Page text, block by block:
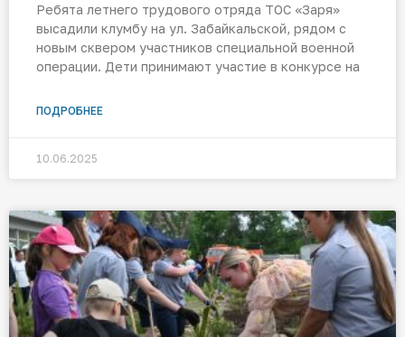
Ребята летнего трудового отряда ТОС «Заря»
высадили клумбу на ул. Забайкальской, рядом с
новым сквером участников специальной военной
операции. Дети принимают участие в конкурсе на
ПОДРОБНЕЕ
10.06.2025